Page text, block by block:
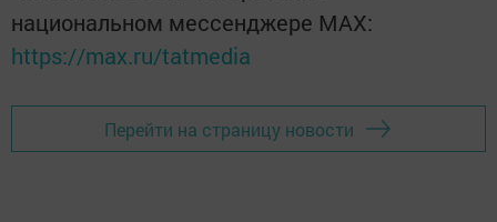
национальном мессенджере MАХ:
https://max.ru/tatmedia
Перейти на страницу новости